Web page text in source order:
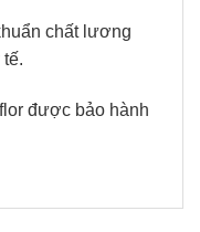
chất lương
được bảo hành